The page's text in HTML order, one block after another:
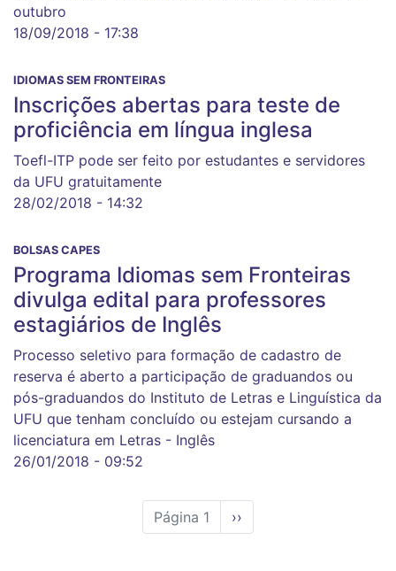
outubro
18/09/2018 - 17:38
IDIOMAS SEM FRONTEIRAS
Inscrições abertas para teste de
proficiência em língua inglesa
Toefl-ITP pode ser feito por estudantes e servidores
da UFU gratuitamente
28/02/2018 - 14:32
BOLSAS CAPES
Programa Idiomas sem Fronteiras
divulga edital para professores
estagiários de Inglês
Processo seletivo para formação de cadastro de
reserva é aberto a participação de graduandos ou
pós-graduandos do Instituto de Letras e Linguística da
UFU que tenham concluído ou estejam cursando a
licenciatura em Letras - Inglês
26/01/2018 - 09:52
Página 1
Próxima
página
››